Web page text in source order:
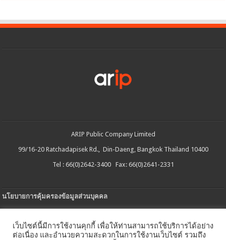
ARIP Public Company Limited
99/16-20 Ratchadapisek Rd., Din-Daeng, Bangkok Thailand 10400
Tel : 66(0)2642-3400 Fax: 66(0)2641-2331
นโยบายการคุ้มครองข้อมูลส่วนบุคคล
นโยบายการใช้คกกี้
เว็บไซต์นี้มีการใช้งานคุกกี้ เพื่อให้ท่านสามารถใช้บริการได้อย่าง
ต่อเนื่อง และอำนวยความสะดวกในการใช้งานเว็บไซต์ รวมถึง